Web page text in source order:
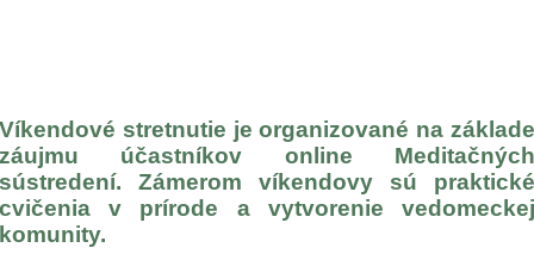
Víkendové stretnutie je organizované na základe
záujmu účastníkov online Meditačných
sústredení. Zámerom víkendovy sú praktické
cvičenia v prírode a vytvorenie vedomeckej
komunity.